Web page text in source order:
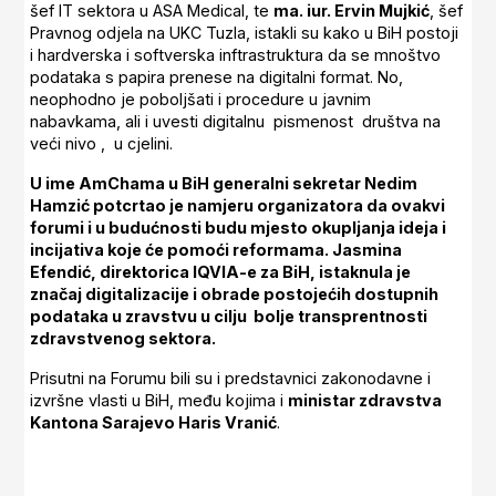
šef IT sektora u ASA Medical, te ma. iur. Ervin Mujkić , šef
Pravnog odjela na UKC Tuzla, istakli su kako u BiH postoji
i hardverska i softverska inftrastruktura da se mnoštvo
podataka s papira prenese na digitalni format. No,
neophodno je poboljšati i procedure u javnim
nabavkama, ali i uvesti digitalnu pismenost društva na
veći nivo , u cjelini.
U ime AmChama u BiH generalni sekretar Nedim
Hamzić potcrtao je namjeru organizatora da ovakvi
forumi i u budućnosti budu mjesto okupljanja ideja i
incijativa koje će pomoći reformama. Jasmina
Efendić, direktorica IQVIA-e za BiH, istaknula je
značaj digitalizacije i obrade postojećih dostupnih
podataka u zravstvu u cilju bolje transprentnosti
zdravstvenog sektora.
Prisutni na Forumu bili su i predstavnici zakonodavne i
izvršne vlasti u BiH, među kojima i ministar zdravstva
Kantona Sarajevo Haris Vranić.